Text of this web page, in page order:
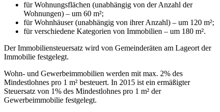
für Wohnungsflächen (unabhängig von der Anzahl der
Wohnungen) – um 60 m²;
für Wohnhäuser (unabhängig von ihrer Anzahl) – um 120 m²;
für verschiedene Kategorien von Immobilien – um 180 m².
Der Immobiliensteuersatz wird von Gemeinderäten am Lageort der
Immobilie festgelegt.
Wohn- und Gewerbeimmobilien werden mit max. 2% des
Mindestlohnes pro 1 m² besteuert. In 2015 ist ein ermäßigter
Steuersatz von 1% des Mindestlohnes pro 1 m² der
Gewerbeimmobilie festgelegt.